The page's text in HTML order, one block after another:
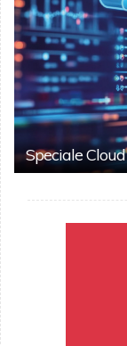
Speciale